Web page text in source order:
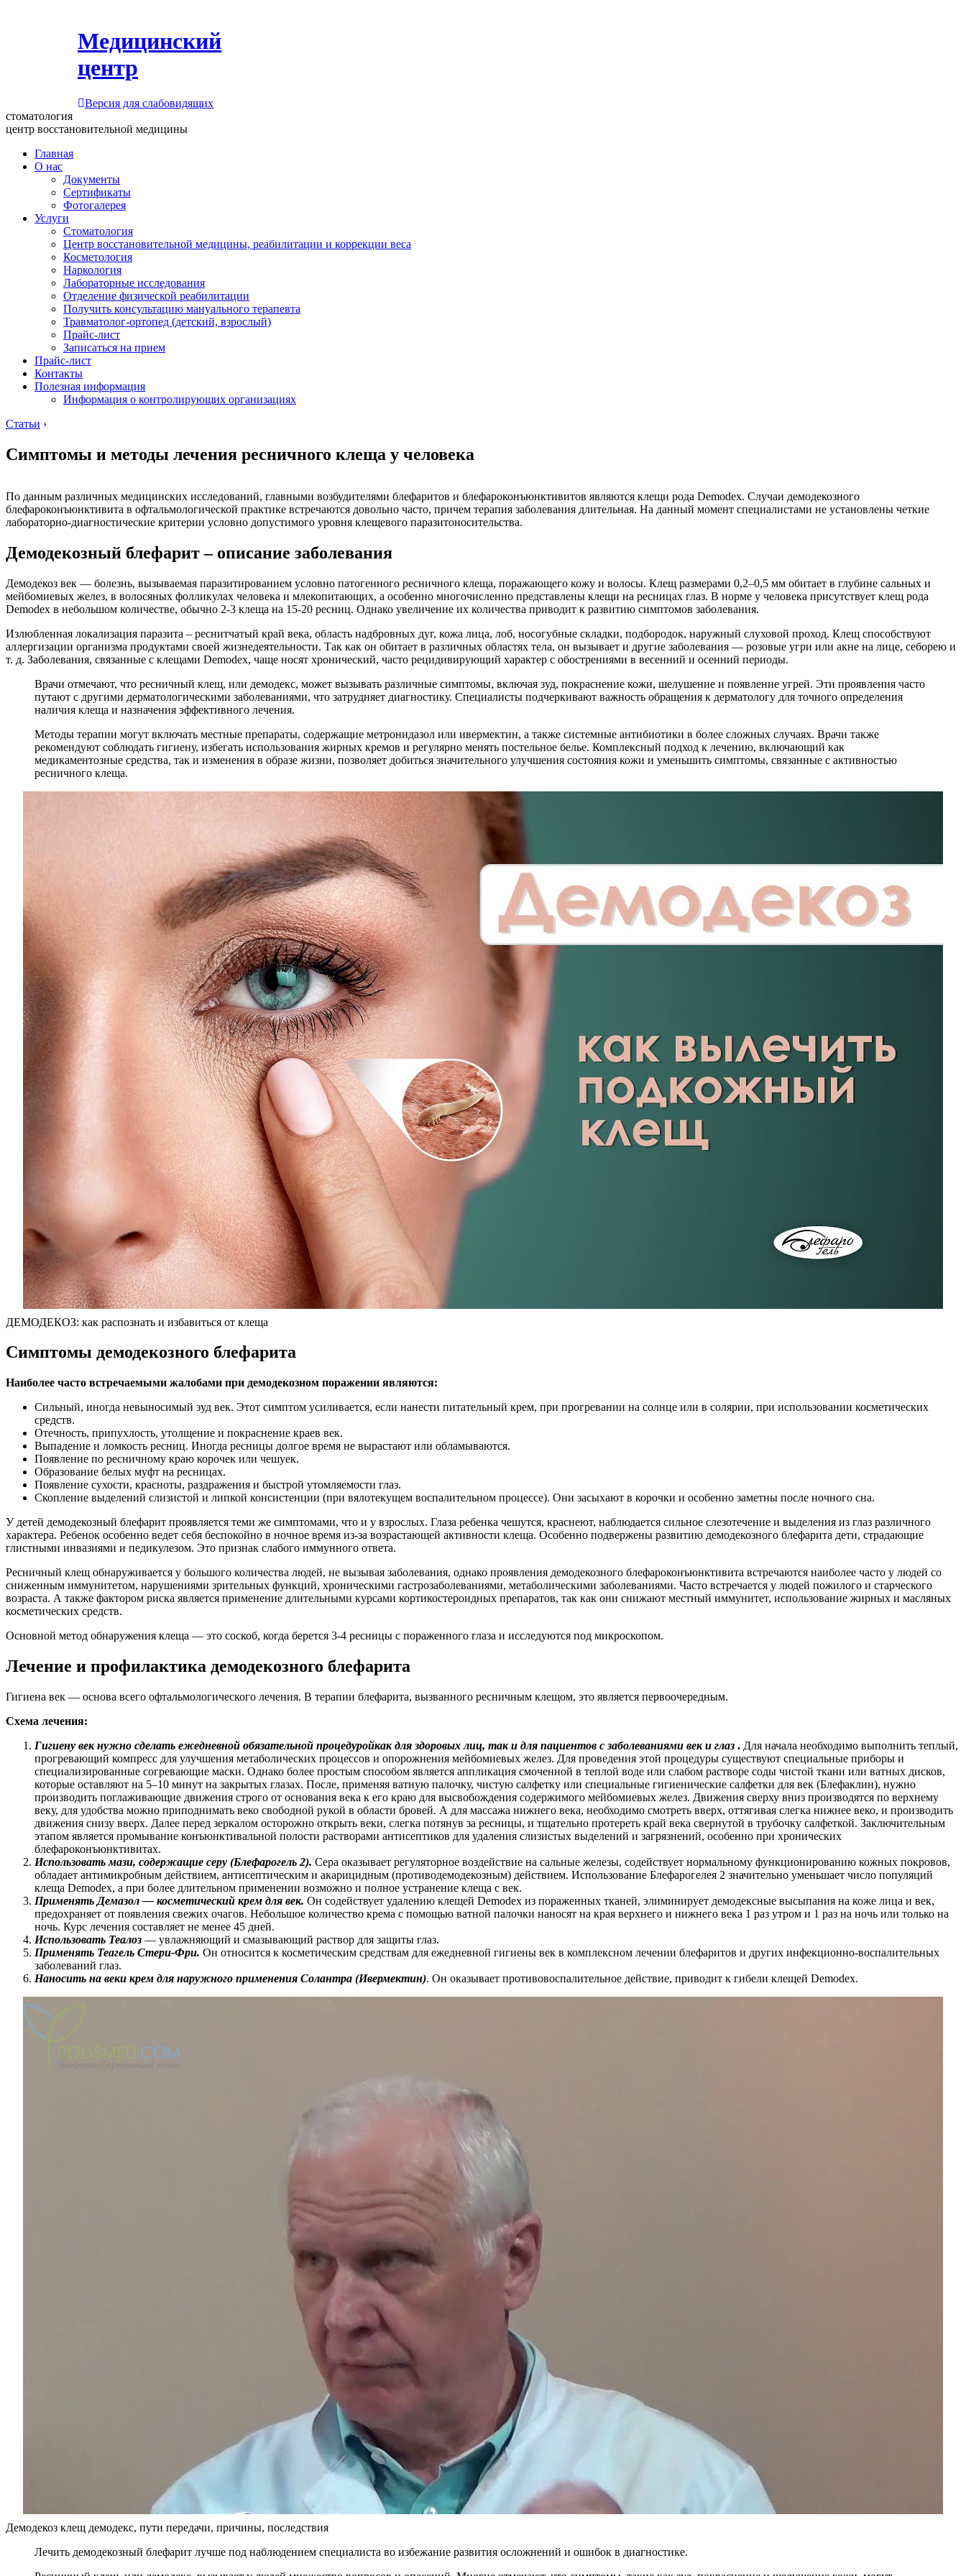
Медицинский
центр
Версия для слабовидящих
стоматология
центр восстановительной медицины
Главная
О нас
Документы
Сертификаты
Фотогалерея
Услуги
Стоматология
Центр восстановительной медицины, реабилитации и коррекции веса
Косметология
Наркология
Лабораторные исследования
Отделение физической реабилитации
Получить консультацию мануального терапевта
Травматолог-ортопед (детский, взрослый)
Прайс-лист
Записаться на прием
Прайс-лист
Контакты
Полезная информация
Информация о контролирующих организациях
Статьи ›
Симптомы и методы лечения ресничного клеща у человека
По данным различных медицинских исследований, главными возбудителями блефаритов и блефароконъюнктивитов являются клещи рода Demodex. Случаи демодекозного
блефароконъюнктивита в офтальмологической практике встречаются довольно часто, причем терапия заболевания длительная. На данный момент специалистами не установлены четкие
лабораторно-диагностические критерии условно допустимого уровня клещевого паразитоносительства.
Демодекозный блефарит – описание заболевания
Демодекоз век — болезнь, вызываемая паразитированием условно патогенного ресничного клеща, поражающего кожу и волосы. Клещ размерами 0,2–0,5 мм обитает в глубине сальных и
мейбомиевых желез, в волосяных фолликулах человека и млекопитающих, а особенно многочисленно представлены клещи на ресницах глаз. В норме у человека присутствует клещ рода
Demodex в небольшом количестве, обычно 2-3 клеща на 15-20 ресниц. Однако увеличение их количества приводит к развитию симптомов заболевания.
Излюбленная локализация паразита – реснитчатый край века, область надбровных дуг, кожа лица, лоб, носогубные складки, подбородок, наружный слуховой проход. Клещ способствуют
аллергизации организма продуктами своей жизнедеятельности. Так как он обитает в различных областях тела, он вызывает и другие заболевания — розовые угри или акне на лице, себорею и
т. д. Заболевания, связанные с клещами Demodex, чаще носят хронический, часто рецидивирующий характер с обострениями в весенний и осенний периоды.
Врачи отмечают, что ресничный клещ, или демодекс, может вызывать различные симптомы, включая зуд, покраснение кожи, шелушение и появление угрей. Эти проявления часто
путают с другими дерматологическими заболеваниями, что затрудняет диагностику. Специалисты подчеркивают важность обращения к дерматологу для точного определения
наличия клеща и назначения эффективного лечения.
Методы терапии могут включать местные препараты, содержащие метронидазол или ивермектин, а также системные антибиотики в более сложных случаях. Врачи также
рекомендуют соблюдать гигиену, избегать использования жирных кремов и регулярно менять постельное белье. Комплексный подход к лечению, включающий как
медикаментозные средства, так и изменения в образе жизни, позволяет добиться значительного улучшения состояния кожи и уменьшить симптомы, связанные с активностью
ресничного клеща.
ДЕМОДЕКОЗ: как распознать и избавиться от клеща
Симптомы демодекозного блефарита
Наиболее часто встречаемыми жалобами при демодекозном поражении являются:
Сильный, иногда невыносимый зуд век. Этот симптом усиливается, если нанести питательный крем, при прогревании на солнце или в солярии, при использовании косметических
средств.
Отечность, припухлость, утолщение и покраснение краев век.
Выпадение и ломкость ресниц. Иногда ресницы долгое время не вырастают или обламываются.
Появление по ресничному краю корочек или чешуек.
Образование белых муфт на ресницах.
Появление сухости, красноты, раздражения и быстрой утомляемости глаз.
Скопление выделений слизистой и липкой консистенции (при вялотекущем воспалительном процессе). Они засыхают в корочки и особенно заметны после ночного сна.
У детей демодекозный блефарит проявляется теми же симптомами, что и у взрослых. Глаза ребенка чешутся, краснеют, наблюдается сильное слезотечение и выделения из глаз различного
характера. Ребенок особенно ведет себя беспокойно в ночное время из-за возрастающей активности клеща. Особенно подвержены развитию демодекозного блефарита дети, страдающие
глистными инвазиями и педикулезом. Это признак слабого иммунного ответа.
Ресничный клещ обнаруживается у большого количества людей, не вызывая заболевания, однако проявления демодекозного блефароконъюнктивита встречаются наиболее часто у людей со
сниженным иммунитетом, нарушениями зрительных функций, хроническими гастрозаболеваниями, метаболическими заболеваниями. Часто встречается у людей пожилого и старческого
возраста. А также фактором риска является применение длительными курсами кортикостероидных препаратов, так как они снижают местный иммунитет, использование жирных и масляных
косметических средств.
Основной метод обнаружения клеща — это соскоб, когда берется 3-4 ресницы с пораженного глаза и исследуются под микроскопом.
Лечение и профилактика демодекозного блефарита
Гигиена век — основа всего офтальмологического лечения. В терапии блефарита, вызванного ресничным клещом, это является первоочередным.
Схема лечения:
Гигиену век нужно сделать ежедневной обязательной процедуройкак для здоровых лиц, так и для пациентов с заболеваниями век и глаз . Для начала необходимо выполнить теплый,
прогревающий компресс для улучшения метаболических процессов и опорожнения мейбомиевых желез. Для проведения этой процедуры существуют специальные приборы и
специализированные согревающие маски. Однако более простым способом является аппликация смоченной в теплой воде или слабом растворе соды чистой ткани или ватных дисков,
которые оставляют на 5–10 минут на закрытых глазах. После, применяя ватную палочку, чистую салфетку или специальные гигиенические салфетки для век (Блефаклин), нужно
производить поглаживающие движения строго от основания века к его краю для высвобождения содержимого мейбомиевых желез. Движения сверху вниз производятся по верхнему
веку, для удобства можно приподнимать веко свободной рукой в области бровей. А для массажа нижнего века, необходимо смотреть вверх, оттягивая слегка нижнее веко, и производить
движения снизу вверх. Далее перед зеркалом осторожно открыть веки, слегка потянув за ресницы, и тщательно протереть край века свернутой в трубочку салфеткой. Заключительным
этапом является промывание конъюнктивальной полости растворами антисептиков для удаления слизистых выделений и загрязнений, особенно при хронических
блефароконъюнктивитах.
Использовать мази, содержащие серу (Блефарогель 2). Сера оказывает регуляторное воздействие на сальные железы, содействует нормальному функционированию кожных покровов,
обладает антимикробным действием, антисептическим и акарицидным (противодемодекозным) действием. Использование Блефарогелея 2 значительно уменьшает число популяций
клеща Demodex, а при более длительном применении возможно и полное устранение клеща с век.
Применять Демазол — косметический крем для век. Он содействует удалению клещей Demodex из пораженных тканей, элиминирует демодексные высыпания на коже лица и век,
предохраняет от появления свежих очагов. Небольшое количество крема с помощью ватной палочки наносят на края верхнего и нижнего века 1 раз утром и 1 раз на ночь или только на
ночь. Курс лечения составляет не менее 45 дней.
Использовать Теалоз — увлажняющий и смазывающий раствор для защиты глаз.
Применять Теагель Стери-Фри. Он относится к косметическим средствам для ежедневной гигиены век в комплексном лечении блефаритов и других инфекционно-воспалительных
заболеваний глаз.
Наносить на веки крем для наружного применения Солантра (Ивермектин). Он оказывает противовоспалительное действие, приводит к гибели клещей Demodex.
Демодекоз клещ демодекс, пути передачи, причины, последствия
Лечить демодекозный блефарит лучше под наблюдением специалиста во избежание развития осложнений и ошибок в диагностике.